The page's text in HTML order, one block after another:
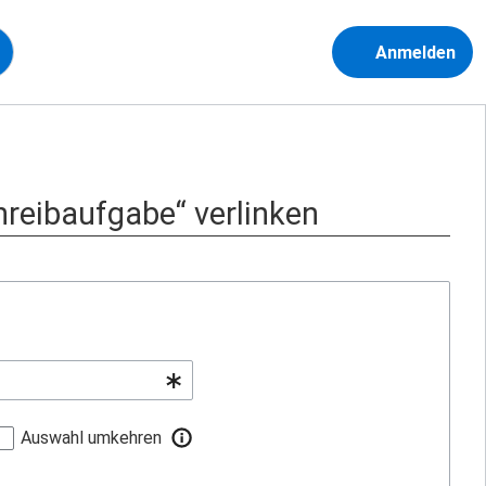
Anmelden
verlinken
Auswahl umkehren